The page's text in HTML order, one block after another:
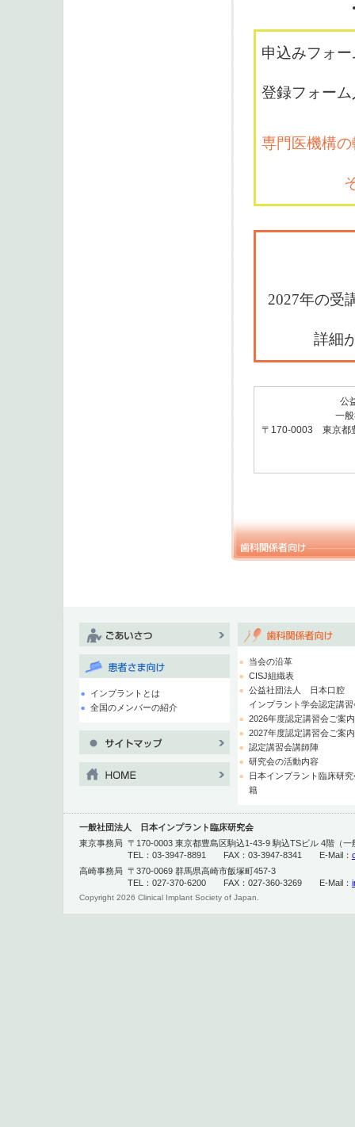
申込みフォ
登録フォー
専門医機構
2027年の受
詳細
公
一
〒170-0003 東京都
インプラントとは
全国のメンバーの紹介
当会の沿革
CISJ組織表
公益社団法人 日本口腔
インプラント学会認定講
2026年度認定講習会ご案内
2027年度認定講習会ご案内
認定講習会講師陣
研究会の活動内容
日本インプラント臨床研
籍
一般社団法人 日本インプラント臨床研究会
東京事務局 〒170-0003 東京都豊島区駒込1-43-9 駒込TSビル 4階（
TEL：03-3947-8891 FAX：03-3947-8341 E-Mail：
高崎事務局 〒370-0069 群馬県高崎市飯塚町457-3
TEL：027-370-6200 FAX：027-360-3269 E-Mail：
Copyright 2026 Clinical Implant Society of Japan.